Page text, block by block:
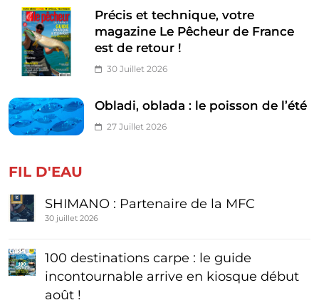
Précis et technique, votre
magazine Le Pêcheur de France
est de retour !
30 Juillet 2026
Obladi, oblada : le poisson de l’été
27 Juillet 2026
FIL D'EAU
SHIMANO : Partenaire de la MFC
30 juillet 2026
100 destinations carpe : le guide
incontournable arrive en kiosque début
août !